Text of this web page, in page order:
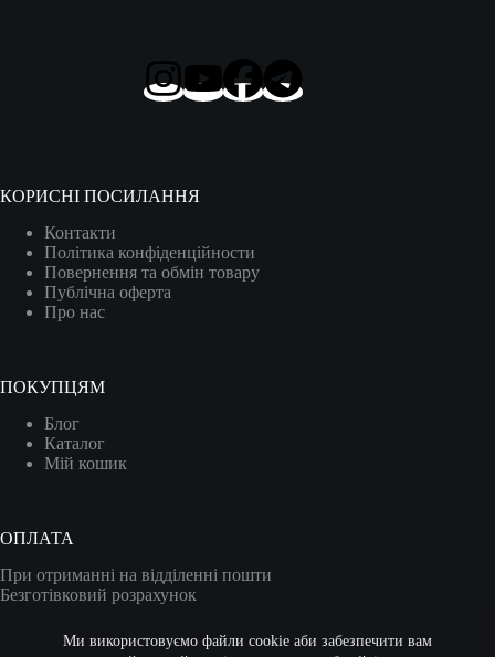
Ми використовуємо файли cookie аби забезпечити вам
КОРИСНІ ПОСИЛАННЯ
Контакти
Політика конфіденційности
Повернення та обмін товару
Публічна оферта
Про нас
ПОКУПЦЯМ
Блог
Каталог
Мій кошик
ОПЛАТА
При отриманні на відділенні пошти
Безготівковий розрахунок